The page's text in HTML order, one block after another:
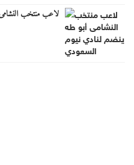
لاعب منتخب